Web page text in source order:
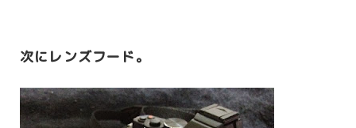
次にレンズフード。